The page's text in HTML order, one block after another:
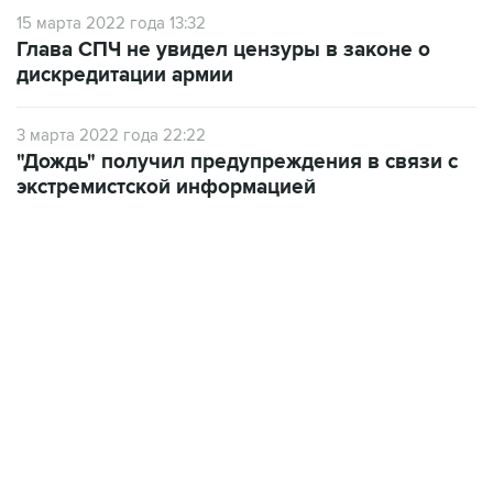
15 марта 2022 года 13:32
Глава СПЧ не увидел цензуры в законе о
дискредитации армии
3 марта 2022 года 22:22
"Дождь" получил предупреждения в связи с
экстремистской информацией